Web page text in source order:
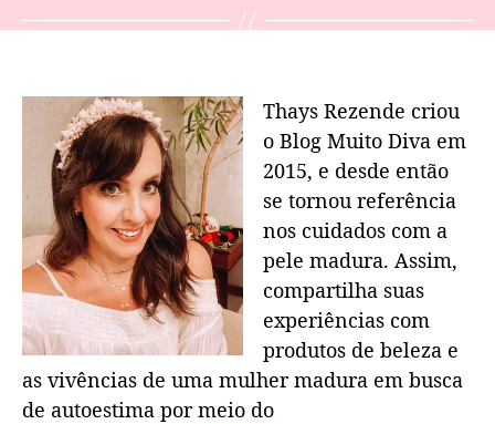
Thays Rezende criou
o Blog Muito Diva em
2015, e desde então
se tornou referência
nos cuidados com a
pele madura. Assim,
compartilha suas
experiências com
produtos de beleza e
as vivências de uma mulher madura em busca
de autoestima por meio do